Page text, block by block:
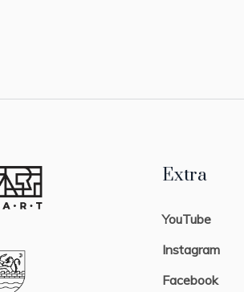
Extra
YouTube
Instagram
Facebook